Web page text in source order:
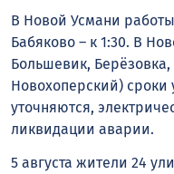
В Новой Усмани
Бабяково – к 1:30. В
Большевик,
Новохоперский)
уточняются,
ликвидации аварии.
5 августа жители 24